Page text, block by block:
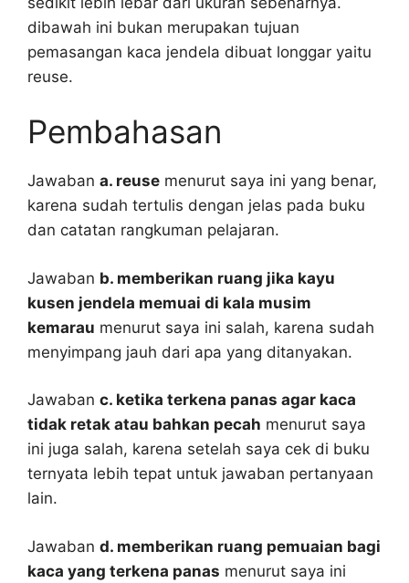
dibawah ini bukan merupakan tujuan
pemasangan kaca jendela dibuat longgar yaitu
reuse.
Pembahasan
Jawaban a. reuse menurut saya ini yang benar,
karena sudah tertulis dengan jelas pada buku
dan catatan rangkuman pelajaran.
Jawaban b. memberikan ruang jika kayu
kusen jendela memuai di kala musim
kemarau menurut saya ini salah, karena sudah
menyimpang jauh dari apa yang ditanyakan.
Jawaban c. ketika terkena panas agar kaca
tidak retak atau bahkan pecah menurut saya
ini juga salah, karena setelah saya cek di buku
ternyata lebih tepat untuk jawaban pertanyaan
lain.
Jawaban d. memberikan ruang pemuaian bagi
kaca yang terkena panas menurut saya ini